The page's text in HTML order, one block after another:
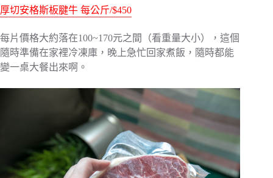
厚切安格斯板腱牛 每公斤/$450
每片價格大約落在100~170元之間（看重量大小），這個
隨時準備在家裡冷凍庫，晚上急忙回家煮飯，隨時都能
變一桌大餐出來啊。